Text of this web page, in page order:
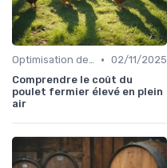
Optimisation des coûts • 02/11/2025
Comprendre le coût du
poulet fermier élevé en plein
air